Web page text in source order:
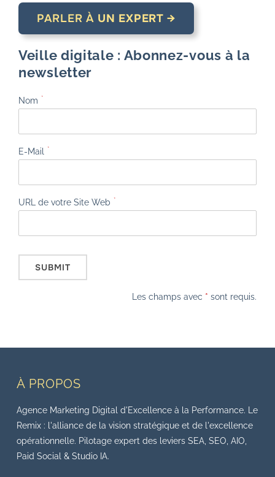
PARLER À UN EXPERT →
Veille digitale : Abonnez-vous à la
newsletter
Nom *
E-Mail *
URL de votre Site Web *
Les champs avec * sont requis.
À PROPOS
Agence Marketing Digital d'Excellence à la Performance. Le
Remix : l'alliance de la vision stratégique et de l'excellence
opérationnelle. Pilotage expert des leviers SEA, SEO, AIO,
Paid Social & Studio IA.